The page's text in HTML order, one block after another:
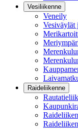
Vesiliikenne
Veneily
Vesiväylät
Raideliikenne